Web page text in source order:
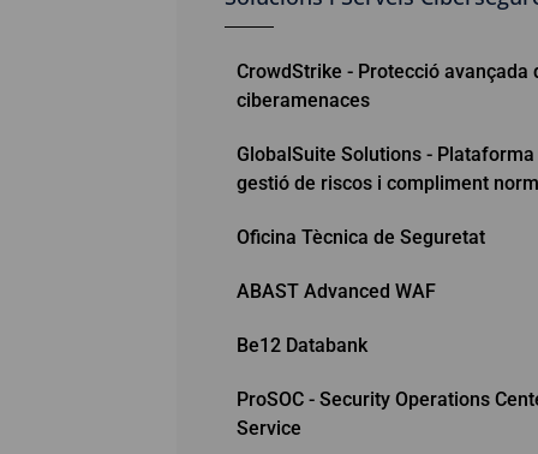
CrowdStrike - Protecció avançada
ciberamenaces
GlobalSuite Solutions - Plataforma
gestió de riscos i compliment
Oficina Tècnica de Seguretat
ABAST Advanced WAF
Be12 Databank
ProSOC - Security Operations
Service